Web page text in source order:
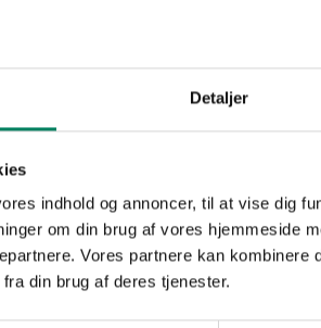
Detaljer
indhold og annoncer, til at vise dig
om din brug af vores hjemmeside
Vores partnere kan kombinere
din brug af deres tjenester.
KØB BILLETTER
dine pladser og lagt dem i kurven, vil